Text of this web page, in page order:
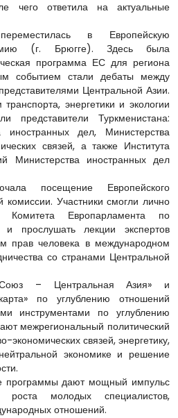
чего ответила на актуальные
в Европейскую
(г. Брюгге). Здесь была
программа ЕС для региона
событием стали дебаты между
Центральной Азии.
энергетики и экологии
представители Туркменистана:
иностранных дел, Министерства
связей, а также Института
Министерства иностранных дел
посещение Европейского
комиссии. Участники смогли лично
Европарламента по
и прослушать лекции экспертов
прав человека в международном
со странами Центральной
Союз – Центральная Азия» и
по углублению отношений
инструментами по углублению
межрегиональный политический
экономических связей, энергетику,
экономике и решение
программы дают мощный импульс
роста молодых специалистов,
отношений.